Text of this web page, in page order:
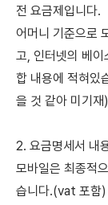
전 요금제입니다.
어머니 기준으로
고, 인터넷의 베
합 내용에 적혀있
을 것 같아 미기재)
2. 요금명세서 내
모바일은 최종
습니다.(vat 포함)